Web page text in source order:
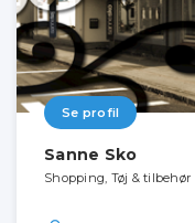
Se profil
Sanne Sko
Shopping, Tøj & tilbehør